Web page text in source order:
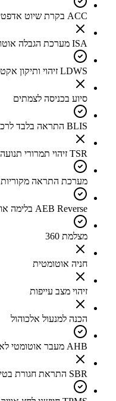
ACC בקרת שיוט אדפטיבית
ISA מערכת הגבלה אוטומטית למהירות הרכב
LDWS זיהוי ותיקון אקטיבי לסטיה מנתיב
סיוע בכניסה לצמתים
BLIS התראה בלבד לרכב בשטח מת
TSR זיהוי תמרורי תנועה
מערכת התראה מקוריות
AEB Reverse בלימה אוטונומית בנסיעה לאחור
מצלמת 360
חניה אוטומטית
זיהוי מצב עייפות
הכנה למנעול אלכוהול
AHB מעבר אוטומטי לאורות גבוהים
SBR התראת חגורת בטיחות